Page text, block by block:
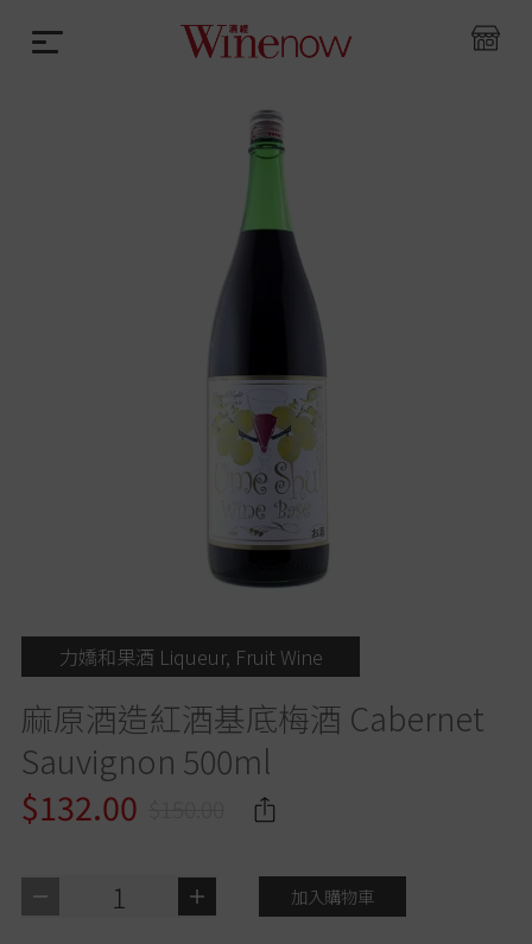
力嬌和果酒 Liqueur, Fruit Wine
麻原酒造紅酒基底梅酒 Cabernet
Sauvignon 500ml
$132.00
1 加入購物車